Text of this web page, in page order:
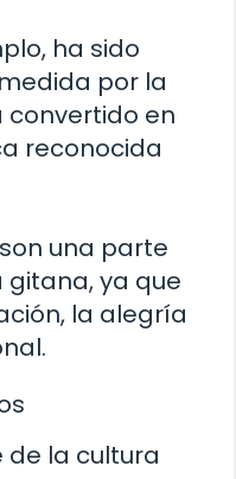
ha sido
por la
convertido en
reconocida
una parte
ya que
la alegría
la cultura